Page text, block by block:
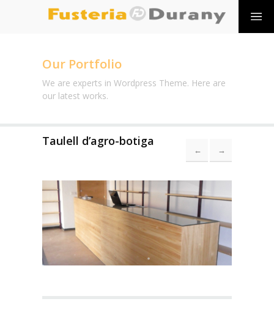
Our Portfolio
We are experts in Wordpress Theme. Here are
our latest works.
Taulell d’agro-botiga
→
←